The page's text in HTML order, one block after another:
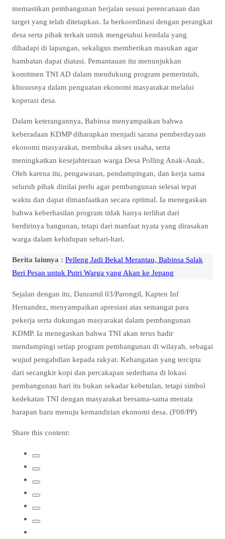
memastikan pembangunan berjalan sesuai perencanaan dan
target yang telah ditetapkan. Ia berkoordinasi dengan perangkat
desa serta pihak terkait untuk mengetahui kendala yang
dihadapi di lapangan, sekaligus memberikan masukan agar
hambatan dapat diatasi. Pemantauan itu menunjukkan
komitmen TNI AD dalam mendukung program pemerintah,
khususnya dalam penguatan ekonomi masyarakat melalui
koperasi desa.
Dalam keterangannya, Babinsa menyampaikan bahwa
keberadaan KDMP diharapkan menjadi sarana pemberdayaan
ekonomi masyarakat, membuka akses usaha, serta
meningkatkan kesejahteraan warga Desa Polling Anak-Anak.
Oleh karena itu, pengawasan, pendampingan, dan kerja sama
seluruh pihak dinilai perlu agar pembangunan selesai tepat
waktu dan dapat dimanfaatkan secara optimal. Ia menegaskan
bahwa keberhasilan program tidak hanya terlihat dari
berdirinya bangunan, tetapi dari manfaat nyata yang dirasakan
warga dalam kehidupan sehari-hari.
Berita lainnya : Pelleng Jadi Bekal Merantau, Babinsa Salak
Beri Pesan untuk Putri Warga yang Akan ke Jepang
Sejalan dengan itu, Danramil 03/Parongil, Kapten Inf
Hernandez, menyampaikan apresiasi atas semangat para
pekerja serta dukungan masyarakat dalam pembangunan
KDMP. Ia menegaskan bahwa TNI akan terus hadir
mendampingi setiap program pembangunan di wilayah, sebagai
wujud pengabdian kepada rakyat. Kehangatan yang tercipta
dari secangkir kopi dan percakapan sederhana di lokasi
pembangunan hari itu bukan sekadar kebetulan, tetapi simbol
kedekatan TNI dengan masyarakat bersama-sama menata
harapan baru menuju kemandirian ekonomi desa. (F08/PP)
Share this content: